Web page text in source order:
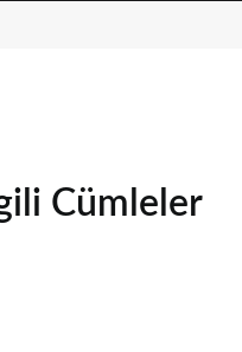
Cümleler